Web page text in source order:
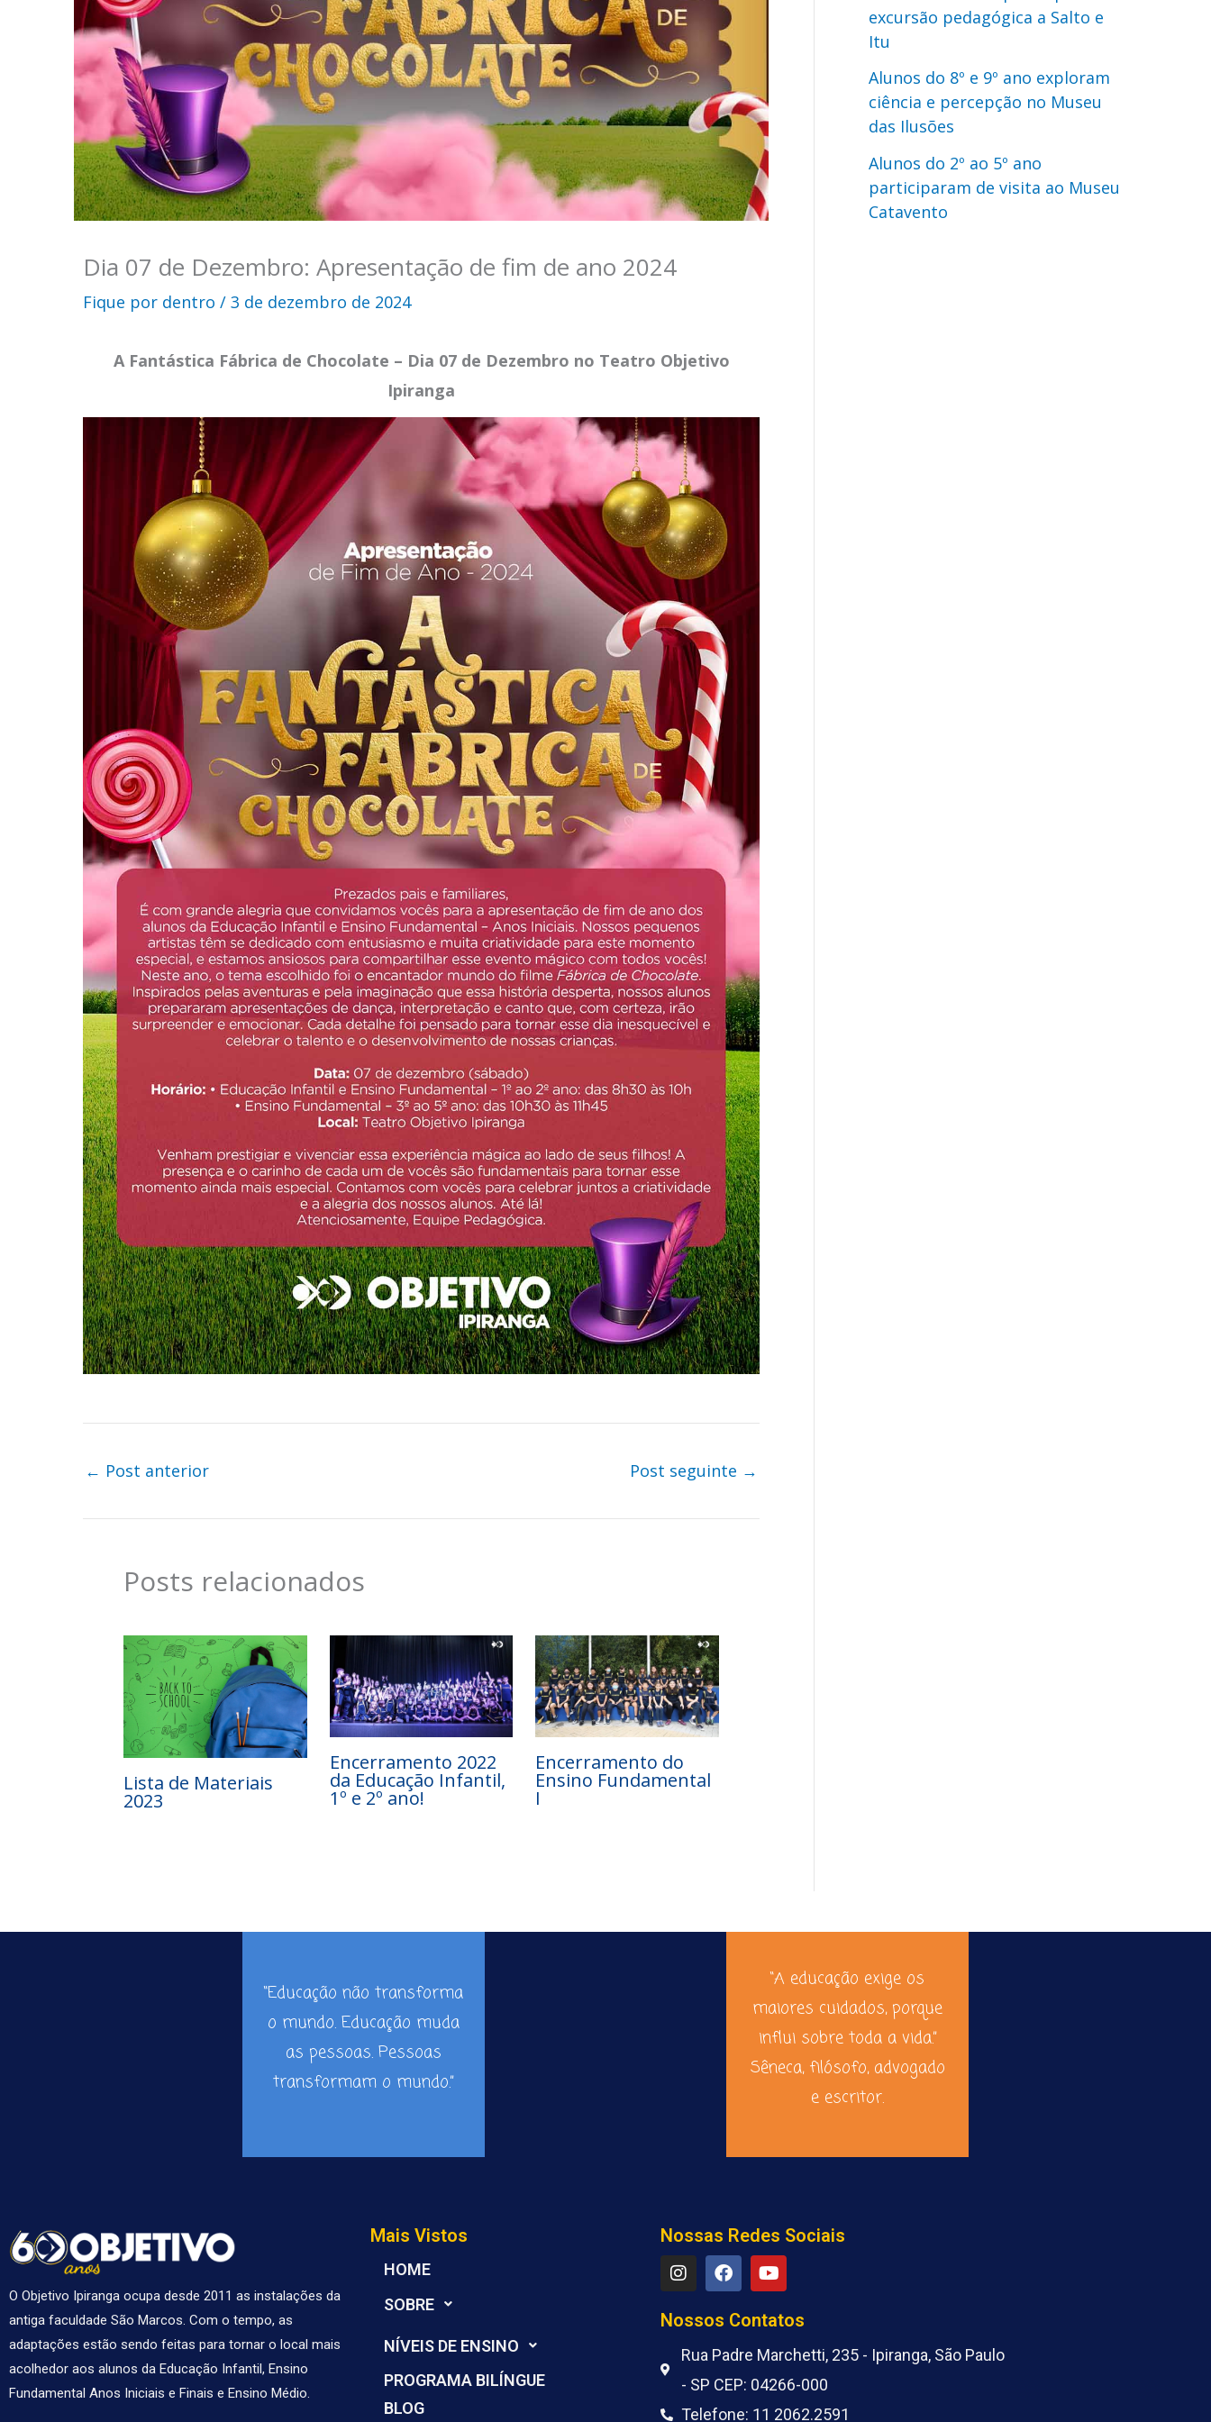
Dia 07 de Dezembro: Apresentação de fim de ano 2024
Fique por dentro / 3 de dezembro de 2024
A Fantástica Fábrica de Chocolate – Dia 07 de Dezembro no Teatro Objetivo
Ipiranga
← Post anterior Post seguinte →
Posts relacionados
Lista de Materiais
2023
Encerramento 2022
da Educação Infantil,
1º e 2º ano!
Encerramento do
Ensino Fundamental
I
excursão pedagógica a Salto e
Itu
Alunos do 8º e 9º ano exploram
ciência e percepção no Museu
das Ilusões
Alunos do 2º ao 5º ano
participaram de visita ao Museu
Catavento
“Educação não transforma
o mundo. Educação muda
as pessoas. Pessoas
transformam o mundo.”
“A educação exige os
maiores cuidados, porque
influi sobre toda a vida.”
Sêneca, filósofo, advogado
e escritor.
O Objetivo Ipiranga ocupa desde 2011 as instalações da
antiga faculdade São Marcos. Com o tempo, as
adaptações estão sendo feitas para tornar o local mais
acolhedor aos alunos da Educação Infantil, Ensino
Fundamental Anos Iniciais e Finais e Ensino Médio.
Mais Vistos
HOME
SOBRE
NÍVEIS DE ENSINO
PROGRAMA BILÍNGUE
BLOG
Nossas Redes Sociais
I
n
s
t
g
a
m
F
a
c
e
o
k
Y
o
u
t
b
Nossos Contatos
Rua Padre Marchetti, 235 - Ipiranga, São Paulo
- SP CEP: 04266-000
Telefone: 11 2062.2591